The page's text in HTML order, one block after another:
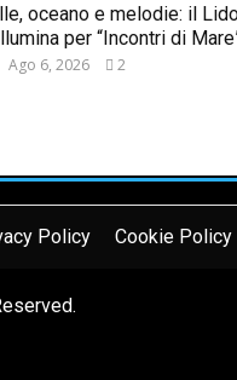
oceano e melodie: il
per “Incontri di
Ago 6, 2026 2
Policy Cookie Policy